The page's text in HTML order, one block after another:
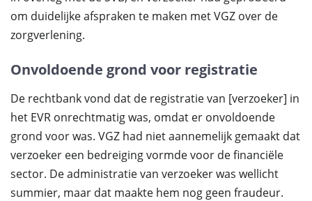
om duidelijke afspraken te maken met VGZ over de
zorgverlening.
Onvoldoende grond voor registratie
De rechtbank vond dat de registratie van [verzoeker] in
het EVR onrechtmatig was, omdat er onvoldoende
grond voor was. VGZ had niet aannemelijk gemaakt dat
verzoeker een bedreiging vormde voor de financiële
sector. De administratie van verzoeker was wellicht
summier, maar dat maakte hem nog geen fraudeur.